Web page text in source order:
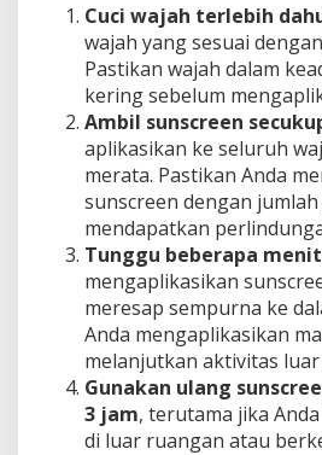
Cuci wajah terlebih
wajah yang sesuai
Pastikan wajah dalam
kering sebelum
Ambil sunscreen
aplikasikan ke seluruh
merata. Pastikan Anda
sunscreen dengan
mendapatkan
Tunggu beberapa menit
mengaplikasikan
meresap sempurna ke
Anda mengaplikasikan
melanjutkan aktivitas
Gunakan ulang
3 jam, terutama jika
di luar ruangan atau